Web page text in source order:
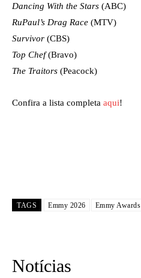
Dancing With the Stars (ABC)
RuPaul’s Drag Race (MTV)
Survivor (CBS)
Top Chef(Bravo)
The Traitors (Peacock)
Confira a lista completa aqui!
TAGS Emmy 2026 Emmy Awards
Notícias